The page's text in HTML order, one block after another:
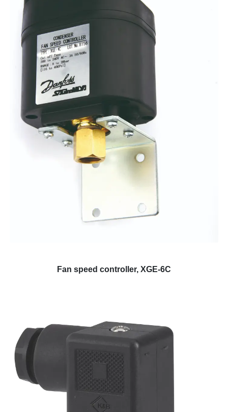
Fan speed controller, XGE-6C